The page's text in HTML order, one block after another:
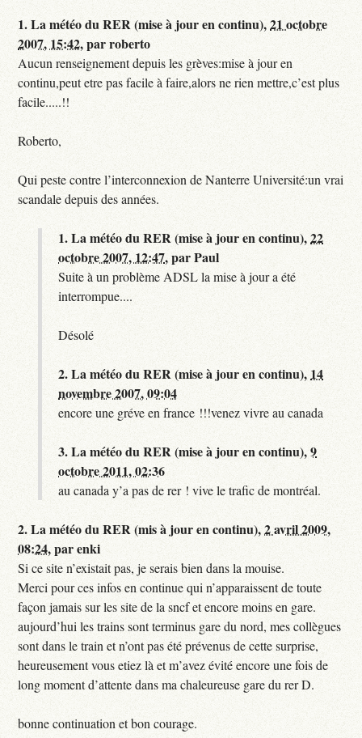
1.La météo du RER (mise à jour en continu),21 octobre
2007, 15:42,parroberto
Aucun renseignement depuis les grèves:mise à jour en
continu,peut etre pas facile à faire,alors ne rien mettre,c’est plus
facile.....!!
Roberto,
Qui peste contre l’interconnexion de Nanterre Université:un vrai
scandale depuis des années.
1.La météo du RER (mise à jour en continu),22
octobre 2007, 12:47,parPaul
Suite à un problème ADSL la mise à jour a été
interrompue....
Désolé
2.La météo du RER (mise à jour en continu), 14
novembre 2007, 09:04
encore une gréve en france !!!venez vivre au canada
3.La météo du RER (mise à jour en continu),9
octobre 2011, 02:36
au canada y’a pas de rer ! vive le trafic de montréal.
2.La météo du RER (mis à jour en continu),2 avril 2009,
08:24,parenki
Si ce site n’existait pas, je serais bien dans la mouise.
Merci pour ces infos en continue qui n’apparaissent de toute
façon jamais sur les site de la sncf et encore moins en gare.
aujourd’hui les trains sont terminus gare du nord, mes collègues
sont dans le train et n’ont pas été prévenus de cette surprise,
heureusement vous etiez là et m’avez évité encore une fois de
long moment d’attente dans ma chaleureuse gare du rer D.
bonne continuation et bon courage.